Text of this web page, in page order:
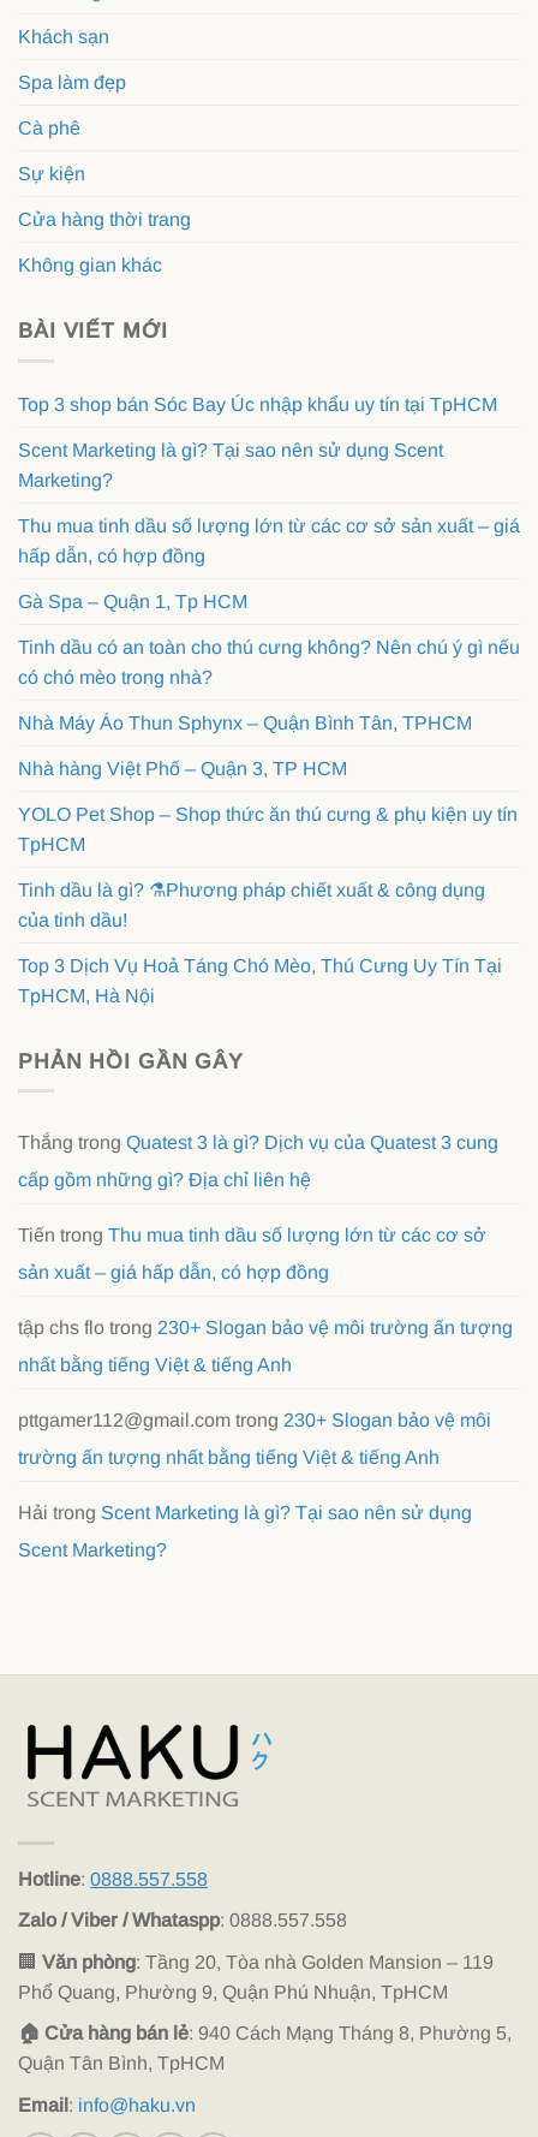
Khách sạn
Spa làm đẹp
Cà phê
Sự kiện
Cửa hàng thời trang
Không gian khác
BÀI VIẾT MỚI
Top 3 shop bán Sóc Bay Úc nhập khẩu uy tín tại TpHCM
Scent Marketing là gì? Tại sao nên sử dụng Scent
Marketing?
Thu mua tinh dầu số lượng lớn từ các cơ sở sản xuất – giá
hấp dẫn, có hợp đồng
Gà Spa – Quận 1, Tp HCM
Tinh dầu có an toàn cho thú cưng không? Nên chú ý gì nếu
có chó mèo trong nhà?
Nhà Máy Áo Thun Sphynx – Quận Bình Tân, TPHCM
Nhà hàng Việt Phố – Quận 3, TP HCM
YOLO Pet Shop – Shop thức ăn thú cưng & phụ kiện uy tín
TpHCM
Tinh dầu là gì? ⚗️Phương pháp chiết xuất & công dụng
của tinh dầu!
Top 3 Dịch Vụ Hoả Táng Chó Mèo, Thú Cưng Uy Tín Tại
TpHCM, Hà Nội
PHẢN HỒI GẦN GÂY
Thắng trong Quatest 3 là gì? Dịch vụ của Quatest 3 cung
cấp gồm những gì? Địa chỉ liên hệ
Tiến trong Thu mua tinh dầu số lượng lớn từ các cơ sở
sản xuất – giá hấp dẫn, có hợp đồng
tập chs flo trong 230+ Slogan bảo vệ môi trường ấn tượng
nhất bằng tiếng Việt & tiếng Anh
pttgamer112@gmail.com trong 230+ Slogan bảo vệ môi
trường ấn tượng nhất bằng tiếng Việt & tiếng Anh
Hải trong Scent Marketing là gì? Tại sao nên sử dụng
Scent Marketing?
Hotline: 0888.557.558
Zalo / Viber / Whataspp: 0888.557.558
🏢 Văn phòng: Tầng 20, Tòa nhà Golden Mansion – 119
Phổ Quang, Phường 9, Quận Phú Nhuận, TpHCM
🏠 Cửa hàng bán lẻ: 940 Cách Mạng Tháng 8, Phường 5,
Quận Tân Bình, TpHCM
Email : info@haku.vn